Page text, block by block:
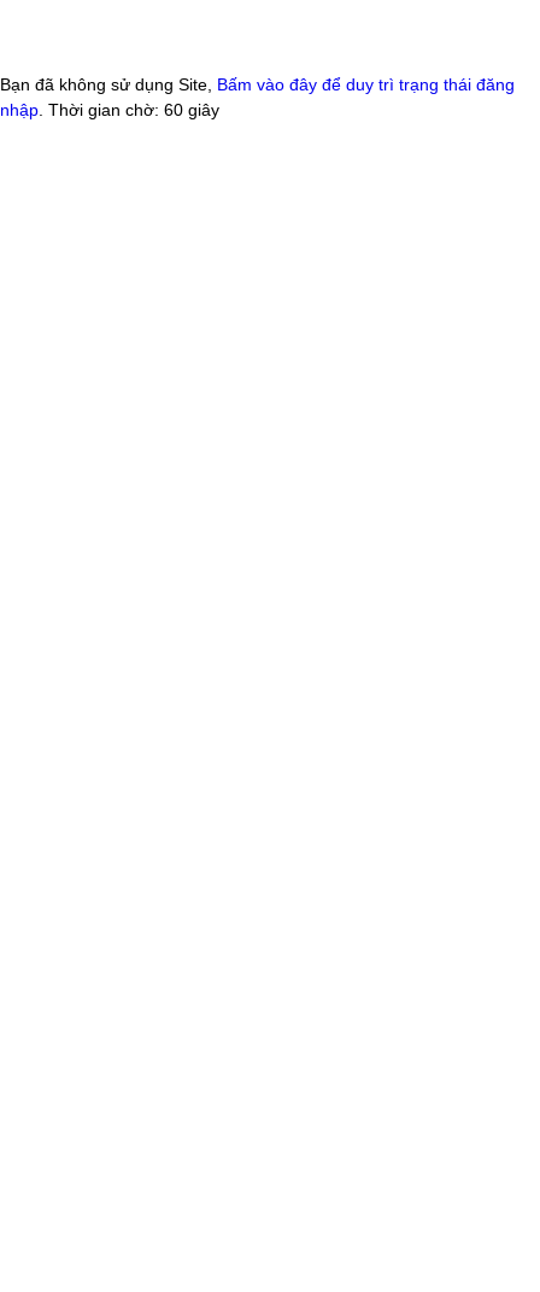
Bạn đã không sử dụng Site, Bấm vào đây để duy trì trạng thái đăng
nhập . Thời gian chờ: 60 giây